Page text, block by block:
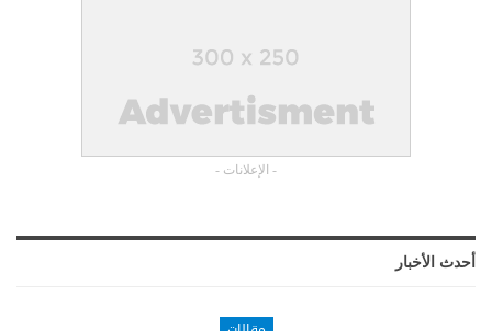
- الإعلانات -
أحدث الأخبار